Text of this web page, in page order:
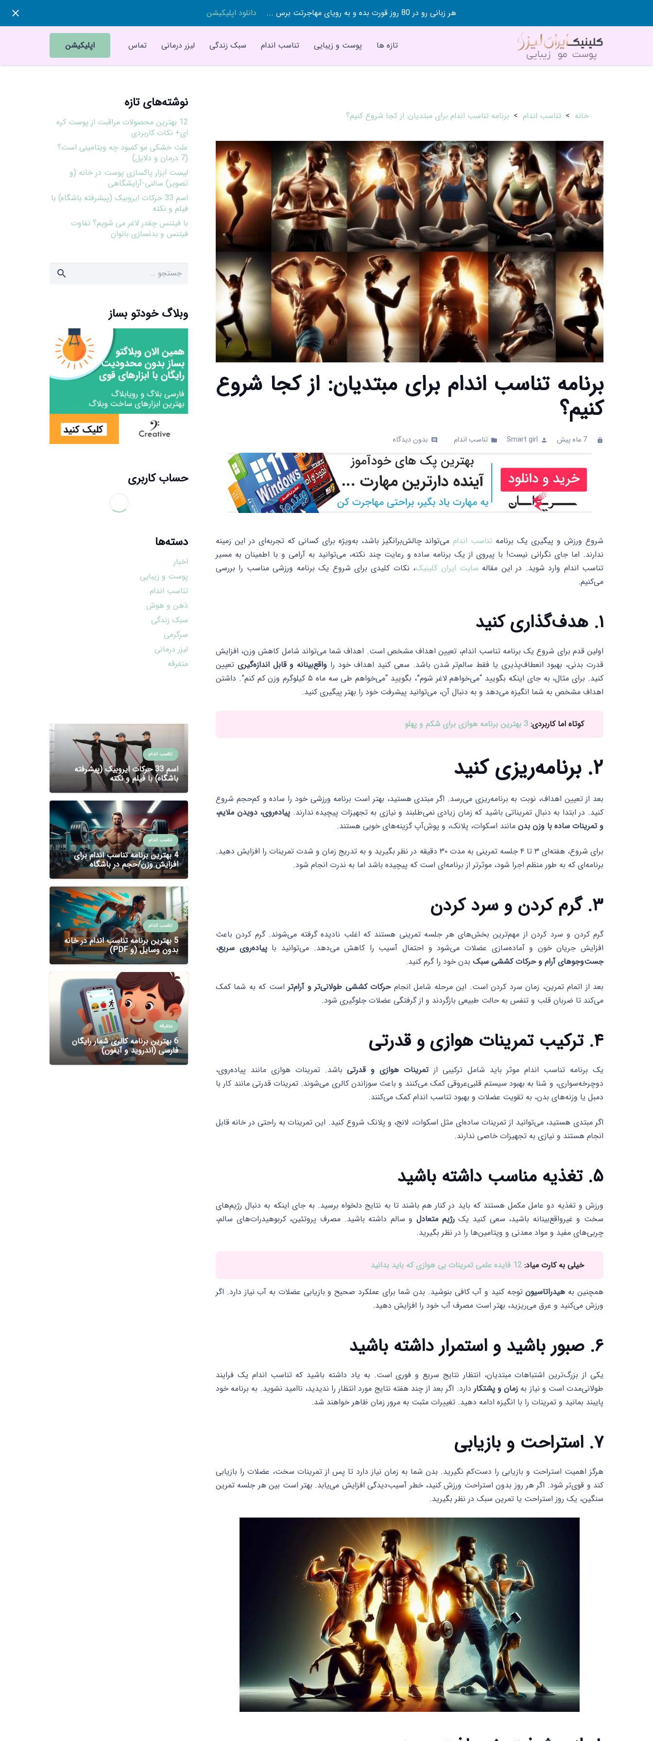
هر زبانی رو در 80 روز قورت بده و به رویای مهاجرتت برس ... دانلود اپلیکیشن
تازه ها پوست و زیبایی تناسب اندام سبک زندگی لیزر درمانی تماس اپلیکیشن
خانه > تناسب اندام > برنامه تناسب اندام برای مبتدیان: از کجا شروع کنیم؟
برنامه تناسب اندام برای مبتدیان: از کجا شروع
کنیم؟
clock 7 ماه پیش person
Smart girl
folder تناسب اندام comments بدون دیدگاه
شروع ورزش و پیگیری یک برنامه تناسب انداممی‌تواند چالش‌برانگیز باشد، به‌ویژه برای کسانی که تجربه‌ای در این زمینه
ندارند. اما جای نگرانی نیست! با پیروی از یک برنامه ساده و رعایت چند نکته، می‌توانید به آرامی و با اطمینان به مسیر
تناسب اندام وارد شوید. در این مقاله سایت ایران کلینیک، نکات کلیدی برای شروع یک برنامه ورزشی مناسب را بررسی
می‌کنیم.
۱. هدف‌گذاری کنید
اولین قدم برای شروع یک برنامه تناسب اندام، تعیین اهداف مشخص است. اهداف شما می‌تواند شامل کاهش وزن، افزایش
قدرت بدنی، بهبود انعطاف‌پذیری یا فقط سالم‌تر شدن باشد. سعی کنید اهداف خود را واقع‌بینانه و قابل اندازه‌گیری تعیین
کنید. برای مثال، به جای اینکه بگویید “می‌خواهم لاغر شوم”، بگویید “می‌خواهم طی سه ماه ۵ کیلوگرم وزن کم کنم”. داشتن
اهداف مشخص به شما انگیزه می‌دهد و به دنبال آن، می‌توانید پیشرفت خود را بهتر پیگیری کنید.
کوتاه اما کاربردی: 3 بهترین برنامه هوازی برای شکم و پهلو
۲. برنامه‌ریزی کنید
بعد از تعیین اهداف، نوبت به برنامه‌ریزی می‌رسد. اگر مبتدی هستید، بهتر است برنامه ورزشی خود را ساده و کم‌حجم شروع
کنید. در ابتدا به دنبال تمریناتی باشید که زمان زیادی نمی‌طلبند و نیازی به تجهیزات پیچیده ندارند. پیاده‌روی، دویدن ملایم،
و تمرینات ساده با وزن بدن مانند اسکوات، پلانک، و پوش‌آپ گزینه‌های خوبی هستند.
برای شروع، هفته‌ای ۳ تا ۴ جلسه تمرینی به مدت ۳۰ دقیقه در نظر بگیرید و به تدریج زمان و شدت تمرینات را افزایش دهید.
برنامه‌ای که به طور منظم اجرا شود، موثرتر از برنامه‌ای است که پیچیده باشد اما به ندرت انجام شود.
۳. گرم کردن و سرد کردن
گرم کردن و سرد کردن از مهم‌ترین بخش‌های هر جلسه تمرینی هستند که اغلب نادیده گرفته می‌شوند. گرم کردن باعث
افزایش جریان خون و آماده‌سازی عضلات می‌شود و احتمال آسیب را کاهش می‌دهد. می‌توانید باپیاده‌روی سریع،
جست‌وجوهای آرام و حرکات کششی سبک بدن خود را گرم کنید.
بعد از اتمام تمرین، زمان سرد کردن است. این مرحله شامل انجامحرکات کششی طولانی‌تر و آرام‌تراست که به شما کمک
می‌کند تا ضربان قلب و تنفس به حالت طبیعی بازگردند و از گرفتگی عضلات جلوگیری شود.
۴. ترکیب تمرینات هوازی و قدرتی
یک برنامه تناسب اندام موثر باید شامل ترکیبی ازتمرینات هوازی و قدرتیباشد. تمرینات هوازی مانند پیاده‌روی،
دوچرخه‌سواری، و شنا به بهبود سیستم قلبی‌عروقی کمک می‌کنند و باعث سوزاندن کالری می‌شوند. تمرینات قدرتی مانند کار با
دمبل یا وزنه‌های بدن، به تقویت عضلات و بهبود تناسب اندام کمک می‌کنند.
اگر مبتدی هستید، می‌توانید از تمرینات ساده‌ای مثل اسکوات، لانج، و پلانک شروع کنید. این تمرینات به راحتی در خانه قابل
انجام هستند و نیازی به تجهیزات خاصی ندارند.
۵. تغذیه مناسب داشته باشید
ورزش و تغذیه دو عامل مکمل هستند که باید در کنار هم باشند تا به نتایج دلخواه برسید. به جای اینکه به دنبال رژیم‌های
سخت و غیرواقع‌بینانه باشید، سعی کنید یکرژیم متعادل و سالم داشته باشید. مصرف پروتئین، کربوهیدرات‌های سالم،
چربی‌های مفید و مواد معدنی و ویتامین‌ها را در نظر بگیرید.
خیلی به کارت میاد: 12 فایده علمی تمرینات بی هوازی که باید بدانید
همچنین به هیدراتاسیونتوجه کنید و آب کافی بنوشید. بدن شما برای عملکرد صحیح و بازیابی عضلات به آب نیاز دارد. اگر
ورزش می‌کنید و عرق می‌ریزید، بهتر است مصرف آب خود را افزایش دهید.
۶. صبور باشید و استمرار داشته باشید
یکی از بزرگ‌ترین اشتباهات مبتدیان، انتظار نتایج سریع و فوری است. به یاد داشته باشید که تناسب اندام یک فرایند
طولانی‌مدت است و نیاز به زمان و پشتکاردارد. اگر بعد از چند هفته نتایج مورد انتظار را ندیدید، ناامید نشوید. به برنامه خود
پایبند بمانید و تمرینات را با انگیزه ادامه دهید. تغییرات مثبت به مرور زمان ظاهر خواهند شد.
۷. استراحت و بازیابی
هرگز اهمیت استراحت و بازیابی را دست‌کم نگیرید. بدن شما به زمان نیاز دارد تا پس از تمرینات سخت، عضلات را بازیابی
کند و قوی‌تر شود. اگر هر روز بدون استراحت ورزش کنید، خطر آسیب‌دیدگی افزایش می‌یابد. بهتر است بین هر جلسه تمرین
سنگین، یک روز استراحت یا تمرین سبک در نظر بگیرید.
نوشته‌های تازه
12 بهترین محصولات مراقبت از پوست کره
ای+ نکات کاربردی
علت خشکی مو کمبود چه ویتامینی است؟
(7 درمان و دلایل)
لیست ابزار پاکسازی پوست در خانه (و
تصویر) سالنی-آرایشگاهی
اسم 33 حرکات ایروبیک (پیشرفته باشگاه) با
فیلم و نکته
با فیتنس چقدر لاغر می شویم؟ تفاوت
فیتنس و بدنسازی بانوان
جستجو
وبلاگ خودتو بساز
حساب کاربری
دسته‌ها
اخبار
پوست و زیبایی
تناسب اندام
ذهن و هوش
سبک زندگی
سرگرمی
لیزر درمانی
متفرقه
تناسب اندام
اسم 33 حرکات ایروبیک (پیشرفته
باشگاه) با فیلم و نکته
تناسب اندام
4 بهترین برنامه تناسب اندام برای
افزایش وزن/حجم در باشگاه
تناسب اندام
5 بهترین برنامه تناسب اندام در خانه
بدون وسایل (و PDF)
متفرقه
6 بهترین برنامه کالری شمار رایگان
فارسی (اندروید و آیفون)